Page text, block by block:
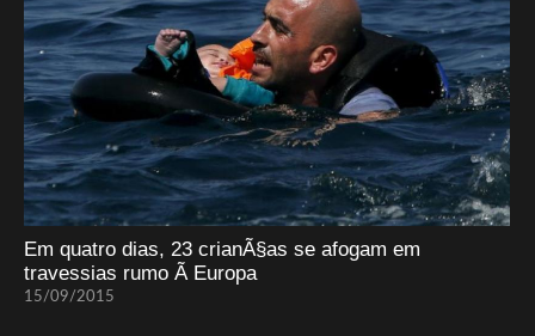
Em quatro dias, 23 crianÃ§as se afogam em
travessias rumo Ã Europa
15/09/2015